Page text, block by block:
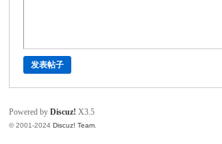
发表帖子
Powered byDiscuz! X3.5
© 2001-2024Discuz! Team